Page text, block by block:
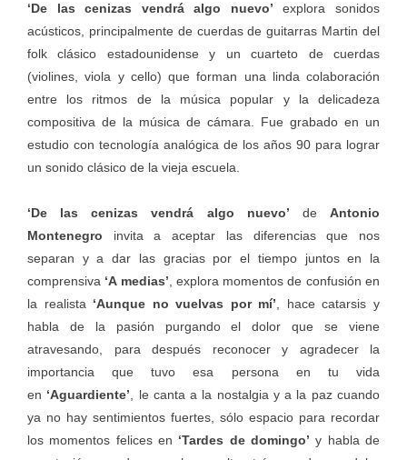
‘De las cenizas vendrá algo nuevo’explora sonidos
acústicos, principalmente de cuerdas de guitarras Martin del
folk clásico estadounidense y un cuarteto de cuerdas
(violines, viola y cello) que forman una linda colaboración
entre los ritmos de la música popular y la delicadeza
compositiva de la música de cámara. Fue grabado en un
estudio con tecnología analógica de los años 90 para lograr
un sonido clásico de la vieja escuela.
‘De las cenizas vendrá algo nuevo’ deAntonio
Montenegro invita a aceptar las diferencias que nos
separan y a dar las gracias por el tiempo juntos en la
comprensiva ‘A medias’, explora momentos de confusión en
la realista ‘Aunque no vuelvas por mí’, hace catarsis y
habla de la pasión purgando el dolor que se viene
atravesando, para después reconocer y agradecer la
importancia que tuvo esa persona en tu vida
en ‘Aguardiente’, le canta a la nostalgia y a la paz cuando
ya no hay sentimientos fuertes, sólo espacio para recordar
los momentos felices en ‘Tardes de domingo’ y habla de